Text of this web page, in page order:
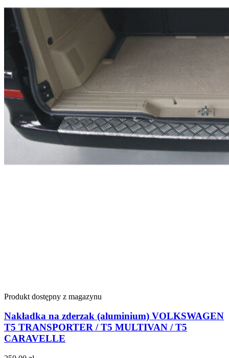
Produkt dostępny z magazynu
Nakładka na zderzak (aluminium) VOLKSWAGEN
T5 TRANSPORTER / T5 MULTIVAN / T5
CARAVELLE